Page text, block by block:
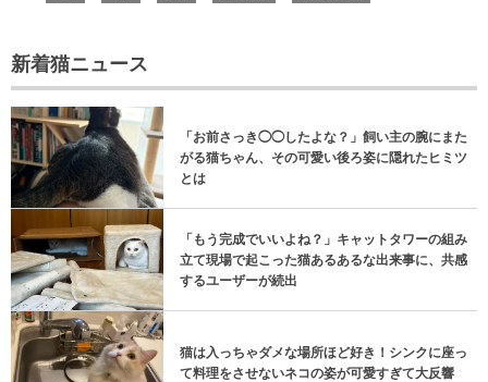
新着猫ニュース
「お前さっき◯◯したよな？」飼い主の腕にまた
がる猫ちゃん、その可愛い後ろ姿に隠れたヒミツ
とは
「もう完成でいいよね？」キャットタワーの組み
立て現場で起こった猫あるあるな出来事に、共感
するユーザーが続出
猫は入っちゃダメな場所ほど好き！シンクに座っ
て料理をさせないネコの姿が可愛すぎて大反響